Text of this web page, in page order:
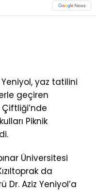
Yeniyol, yaz tatilini
geçiren
Piknik
Üniversitesi
da
Dr. Aziz Yeniyol’a